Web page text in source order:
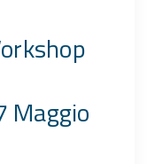
Maggio